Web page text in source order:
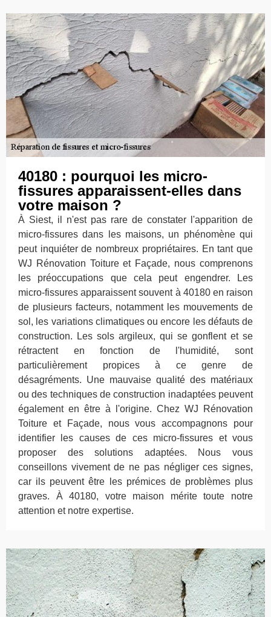
40180 : pourquoi les micro-
fissures apparaissent-elles dans
votre maison ?
À Siest, il n'est pas rare de constater l'apparition de
micro-fissures dans les maisons, un phénomène qui
peut inquiéter de nombreux propriétaires. En tant que
WJ Rénovation Toiture et Façade, nous comprenons
les préoccupations que cela peut engendrer. Les
micro-fissures apparaissent souvent à 40180 en raison
de plusieurs facteurs, notamment les mouvements de
sol, les variations climatiques ou encore les défauts de
construction. Les sols argileux, qui se gonflent et se
rétractent en fonction de l'humidité, sont
particulièrement propices à ce genre de
désagréments. Une mauvaise qualité des matériaux
ou des techniques de construction inadaptées peuvent
également en être à l'origine. Chez WJ Rénovation
Toiture et Façade, nous vous accompagnons pour
identifier les causes de ces micro-fissures et vous
proposer des solutions adaptées. Nous vous
conseillons vivement de ne pas négliger ces signes,
car ils peuvent être les prémices de problèmes plus
graves. À 40180, votre maison mérite toute notre
attention et notre expertise.